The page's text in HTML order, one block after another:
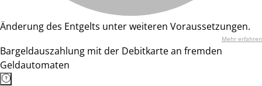
Änderung des Entgelts unter weiteren Voraussetzungen.
Mehr erfahren
Bargeldauszahlung mit der Debitkarte an fremden
Geldautomaten